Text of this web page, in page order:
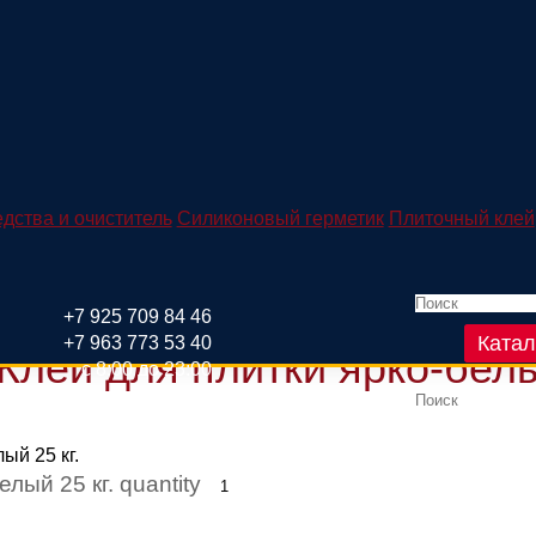
+7 925 709 84 46
+7 963 773 53 40
с 8:00 до 23:00
и очиститель Силиконовый герметик Плиточный клей
для плитки ярко-
25 кг.
25 кг. quantity